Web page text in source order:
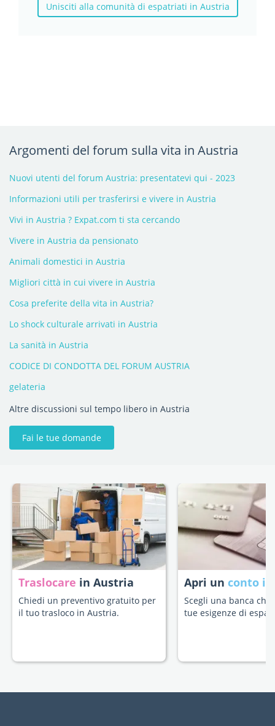
Unisciti alla comunità di espatriati in Austria
Argomenti del forum sulla vita in Austria
Nuovi utenti del forum Austria: presentatevi qui - 2023
Informazioni utili per trasferirsi e vivere in Austria
Vivi in Austria ? Expat.com ti sta cercando
Vivere in Austria da pensionato
Animali domestici in Austria
Migliori città in cui vivere in Austria
Cosa preferite della vita in Austria?
Lo shock culturale arrivati in Austria
La sanità in Austria
CODICE DI CONDOTTA DEL FORUM AUSTRIA
gelateria
Altre discussioni sul tempo libero in Austria
Fai le tue domande
Traslocare in Austria
Chiedi un preventivo gratuito per
il tuo trasloco in Austria.
Apri un conto
Scegli una banca che
tue esigenze di